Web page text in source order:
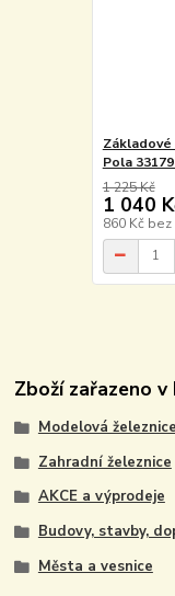
Pola
1 225 Kč
1 040
860 Kč bez
Zboží zařazeno
Modelová železnice
Zahradní železnice
AKCE a výprodeje
Budovy, stavby,
Města a vesnice